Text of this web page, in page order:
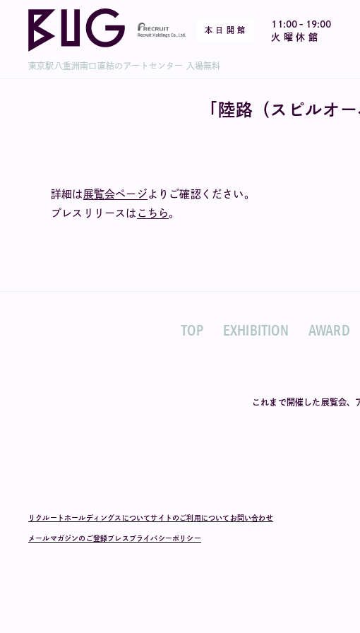
本 日 開 館
11:00 - 19:00
火 曜 休 館
東京駅八重洲南口直結のアートセンター 入場無料
「陸路（スピルオ
詳細は 展覧会ページ よりご確認ください。
プレスリリースは こちら 。
TOP EXHIBITION AWARD
これまで開催した展覧会、
リクルートホールディングスについてサイトのご利用について お問い合わせ
メールマガジンのご登録プレス プライバシーポリシー